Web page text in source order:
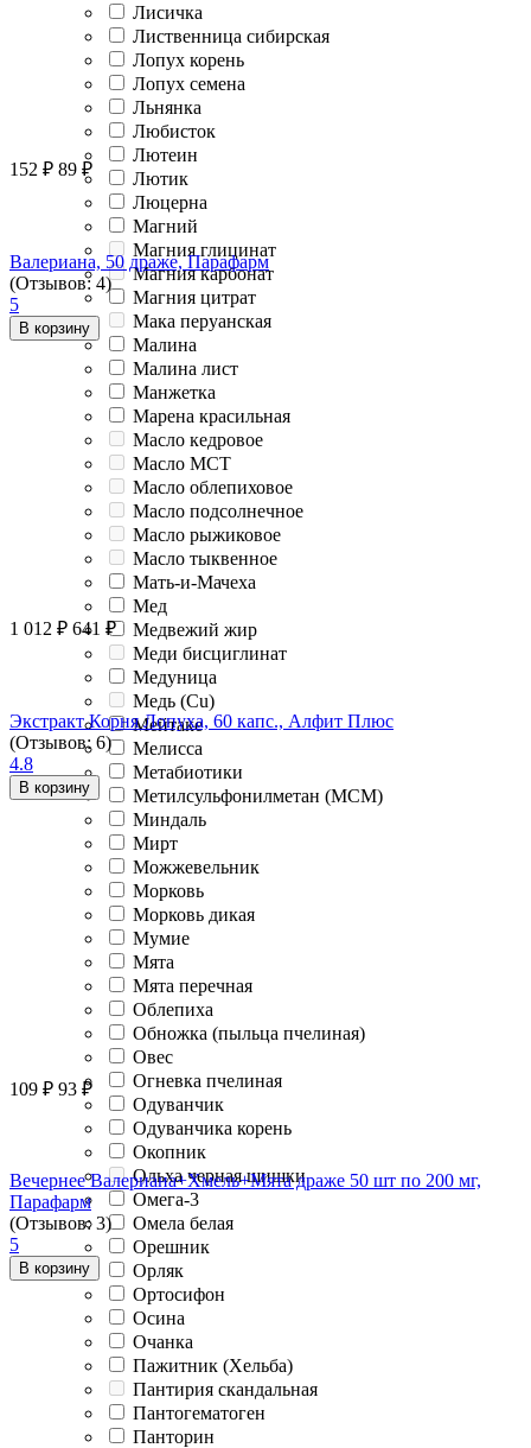
Лисичка
Лиственница сибирская
Лопух корень
Лопух семена
Льнянка
Любисток
Лютеин
Лютик
Люцерна
Магний
Магния глицинат
Магния карбонат
Магния цитрат
Мака перуанская
Малина
Малина лист
Манжетка
Марена красильная
Масло кедровое
Масло МСТ
Масло облепиховое
Масло подсолнечное
Масло рыжиковое
Масло тыквенное
Мать-и-Мачеха
Мед
Медвежий жир
Меди бисциглинат
Медуница
Медь (Cu)
Мейтаке
Мелисса
Метабиотики
Метилсульфонилметан (МСМ)
Миндаль
Мирт
Можжевельник
Морковь
Морковь дикая
Мумие
Мята
Мята перечная
Облепиха
Обножка (пыльца пчелиная)
Овес
Огневка пчелиная
Одуванчик
Одуванчика корень
Окопник
Ольха черная шишки
Омега-3
Омела белая
Орешник
Орляк
Ортосифон
Осина
Очанка
Пажитник (Хельба)
Пантирия скандальная
Пантогематоген
Панторин
152 ₽ 89 ₽
Валериана, 50 драже, Парафарм
(Отзывов: 4)
5
В корзину
1 012 ₽ 641 ₽
Экстракт Корня Лопуха, 60 капс., Алфит Плюс
(Отзывов: 6)
4.8
В корзину
109 ₽ 93 ₽
Вечернее Валериана+Хмель+Мята драже 50 шт по 200 мг,
Парафарм
(Отзывов: 3)
5
В корзину